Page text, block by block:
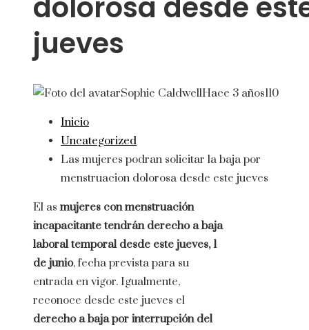
jueves
Sophie CaldwellHace 3 años110
Inicio
Uncategorized
Las mujeres podran solicitar la baja por
menstruacion dolorosa desde este jueves
El as mujeres con menstruación
incapacitante tendrán derecho a baja
laboral temporal desde este jueves, 1
de junio, fecha prevista para su
entrada en vigor. Igualmente,
reconoce desde este jueves el
derecho a baja por interrupción del